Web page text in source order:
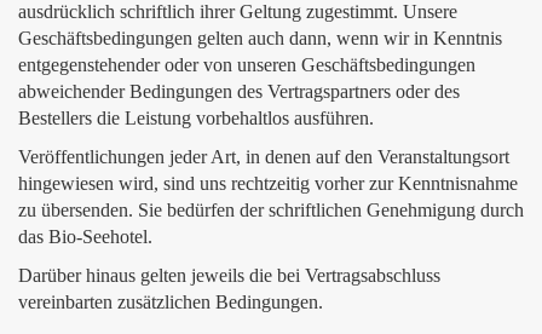
ausdrücklich schriftlich ihrer Geltung zugestimmt. Unsere
Geschäftsbedingungen gelten auch dann, wenn wir in Kenntnis
entgegenstehender oder von unseren Geschäftsbedingungen
abweichender Bedingungen des Vertragspartners oder des
Bestellers die Leistung vorbehaltlos ausführen.
Veröffentlichungen jeder Art, in denen auf den Veranstaltungsort
hingewiesen wird, sind uns rechtzeitig vorher zur Kenntnisnahme
zu übersenden. Sie bedürfen der schriftlichen Genehmigung durch
das Bio-Seehotel.
Darüber hinaus gelten jeweils die bei Vertragsabschluss
vereinbarten zusätzlichen Bedingungen.